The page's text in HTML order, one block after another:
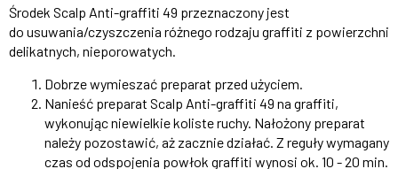
Środek Scalp Anti-graffiti 49 przeznaczony jest
do usuwania/czyszczenia różnego rodzaju graffiti z powierzchni
delikatnych, nieporowatych.
Dobrze wymieszać preparat przed użyciem.
Nanieść preparat Scalp Anti-graffiti 49 na graffiti,
wykonując niewielkie koliste ruchy. Nałożony preparat
należy pozostawić, aż zacznie działać. Z reguły wymagany
czas od odspojenia powłok graffiti wynosi ok. 10 - 20 min.